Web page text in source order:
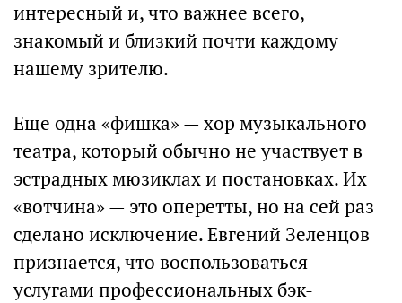
интересный и, что важнее всего,
знакомый и близкий почти каждому
нашему зрителю.
Еще одна «фишка» — хор музыкального
театра, который обычно не участвует в
эстрадных мюзиклах и постановках. Их
«вотчина» — это оперетты, но на сей раз
сделано исключение. Евгений Зеленцов
признается, что воспользоваться
услугами профессиональных бэк-